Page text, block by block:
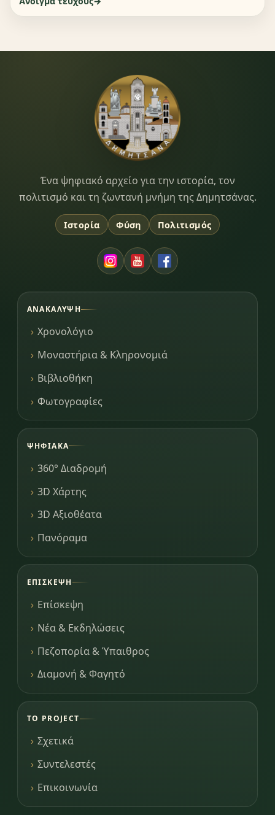
Dimitsana.gr
Ένα ψηφιακό αρχείο για την ιστορία, τον
πολιτισμό και τη ζωντανή μνήμη της Δημητσάνας.
Ιστορία Φύση Πολιτισμός
ΑΝΑΚΆΛΥΨΗ
Χρονολόγιο
Μοναστήρια & Κληρονομιά
Βιβλιοθήκη
Φωτογραφίες
ΨΗΦΙΑΚΆ
360° Διαδρομή
3D Χάρτης
3D Αξιοθέατα
Πανόραμα
ΕΠΊΣΚΕΨΗ
Επίσκεψη
Νέα & Εκδηλώσεις
Πεζοπορία & Ύπαιθρος
Διαμονή & Φαγητό
ΤΟ PROJECT
Σχετικά
Συντελεστές
Επικοινωνία